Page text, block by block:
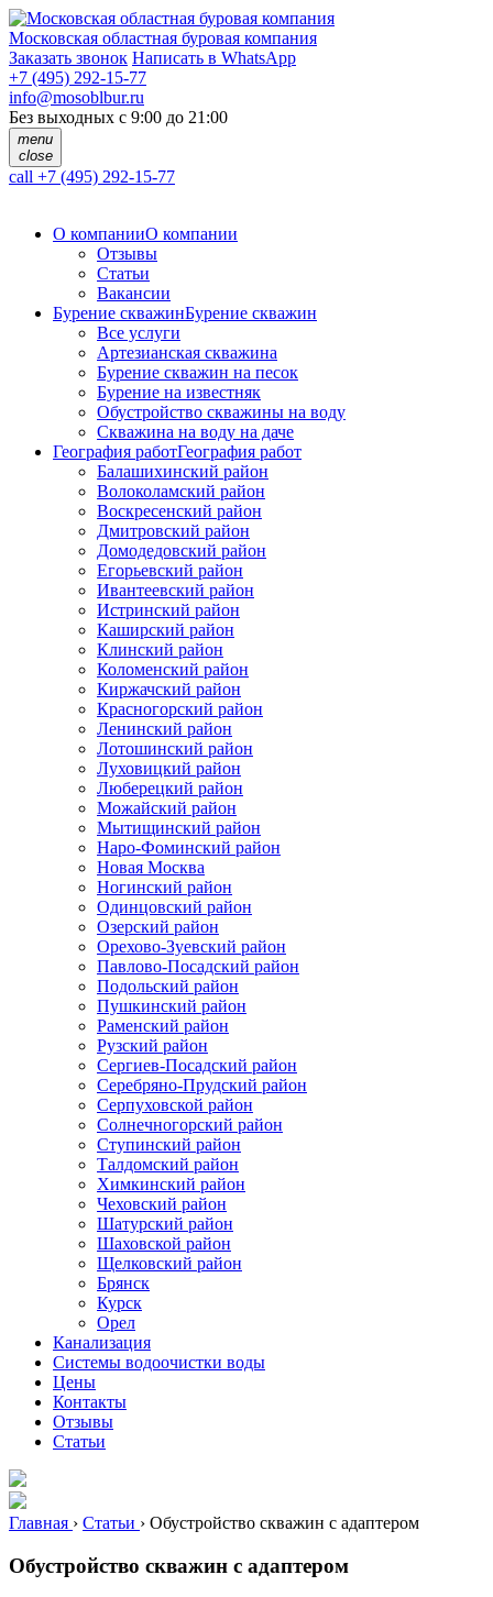
Московская областная буровая компания
Заказать звонок Написать в WhatsApp
+7 (495) 292-15-77
info@mosoblbur.ru
Без выходных с 9:00 до 21:00
menu
close
call +7 (495) 292-15-77
О компанииО компании
Отзывы
Статьи
Вакансии
Бурение скважинБурение скважин
Все услуги
Артезианская скважина
Бурение скважин на песок
Бурение на известняк
Обустройство скважины на воду
Скважина на воду на даче
География работГеография работ
Балашихинский район
Волоколамский район
Воскресенский район
Дмитровский район
Домодедовский район
Егорьевский район
Ивантеевский район
Истринский район
Каширский район
Клинский район
Коломенский район
Киржачский район
Красногорский район
Ленинский район
Лотошинский район
Луховицкий район
Люберецкий район
Можайский район
Мытищинский район
Наро-Фоминский район
Новая Москва
Ногинский район
Одинцовский район
Озерский район
Орехово-Зуевский район
Павлово-Посадский район
Подольский район
Пушкинский район
Раменский район
Рузский район
Сергиев-Посадский район
Серебряно-Прудский район
Серпуховской район
Солнечногорский район
Ступинский район
Талдомский район
Химкинский район
Чеховский район
Шатурский район
Шаховской район
Щелковский район
Брянск
Курск
Орел
Канализация
Системы водоочистки воды
Цены
Контакты
Отзывы
Статьи
Главная › Статьи › Обустройство скважин с адаптером
Обустройство скважин с адаптером